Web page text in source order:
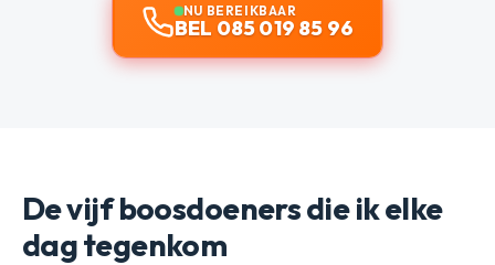
NU BEREIKBAAR
BEL 085 019 85 96
De vijf boosdoeners die ik elke
dag tegenkom